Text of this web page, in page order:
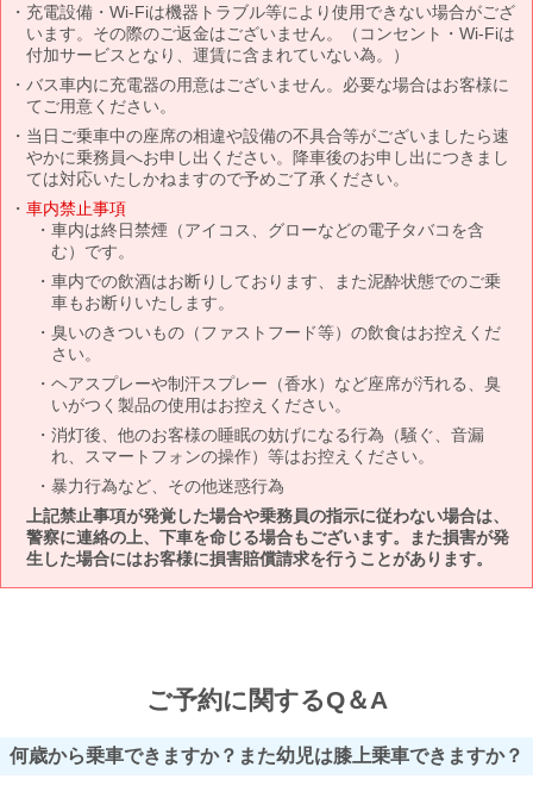
充電設備・Wi-Fiは機器トラブル等により使用できない場合がござ
います。その際のご返金はございません。（コンセント・Wi-Fiは
付加サービスとなり、運賃に含まれていない為。）
バス車内に充電器の用意はございません。必要な場合はお客様に
てご用意ください。
当日ご乗車中の座席の相違や設備の不具合等がございましたら速
やかに乗務員へお申し出ください。降車後のお申し出につきまし
ては対応いたしかねますので予めご了承ください。
車内禁止事項
車内は終日禁煙（アイコス、グローなどの電子タバコを含
む）です。
車内での飲酒はお断りしております、また泥酔状態でのご乗
車もお断りいたします。
臭いのきついもの（ファストフード等）の飲食はお控えくだ
さい。
ヘアスプレーや制汗スプレー（香水）など座席が汚れる、臭
いがつく製品の使用はお控えください。
消灯後、他のお客様の睡眠の妨げになる行為（騒ぐ、音漏
れ、スマートフォンの操作）等はお控えください。
暴力行為など、その他迷惑行為
上記禁止事項が発覚した場合や乗務員の指示に従わない場合は、
警察に連絡の上、下車を命じる場合もございます。また損害が発
生した場合にはお客様に損害賠償請求を行うことがあります。
ご予約に関するQ＆A
何歳から乗車できますか？また幼児は膝上乗車できますか？